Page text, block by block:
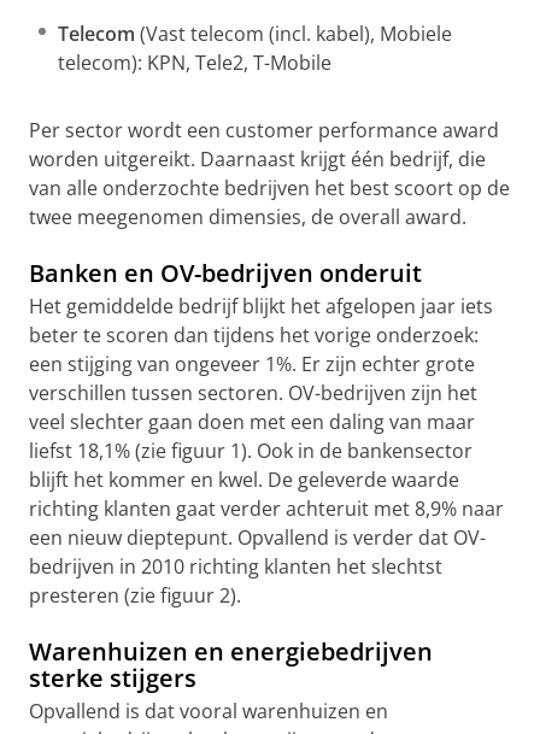
Telecom (Vast telecom (incl. kabel), Mobiele
telecom): KPN, Tele2, T-Mobile
Per sector wordt een customer performance award
worden uitgereikt. Daarnaast krijgt één bedrijf, die
van alle onderzochte bedrijven het best scoort op de
twee meegenomen dimensies, de overall award.
Banken en OV-bedrijven onderuit
Het gemiddelde bedrijf blijkt het afgelopen jaar iets
beter te scoren dan tijdens het vorige onderzoek:
een stijging van ongeveer 1%. Er zijn echter grote
verschillen tussen sectoren. OV-bedrijven zijn het
veel slechter gaan doen met een daling van maar
liefst 18,1% (zie figuur 1). Ook in de bankensector
blijft het kommer en kwel. De geleverde waarde
richting klanten gaat verder achteruit met 8,9% naar
een nieuw dieptepunt. Opvallend is verder dat OV-
bedrijven in 2010 richting klanten het slechtst
presteren (zie figuur 2).
Warenhuizen en energiebedrijven
sterke stijgers
Opvallend is dat vooral warenhuizen en